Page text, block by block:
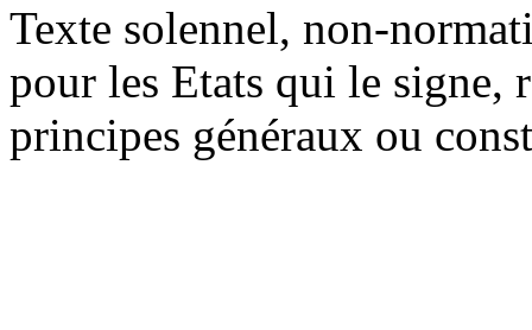
Texte solennel, non-
pour les Etats qui le signe,
principes généraux ou